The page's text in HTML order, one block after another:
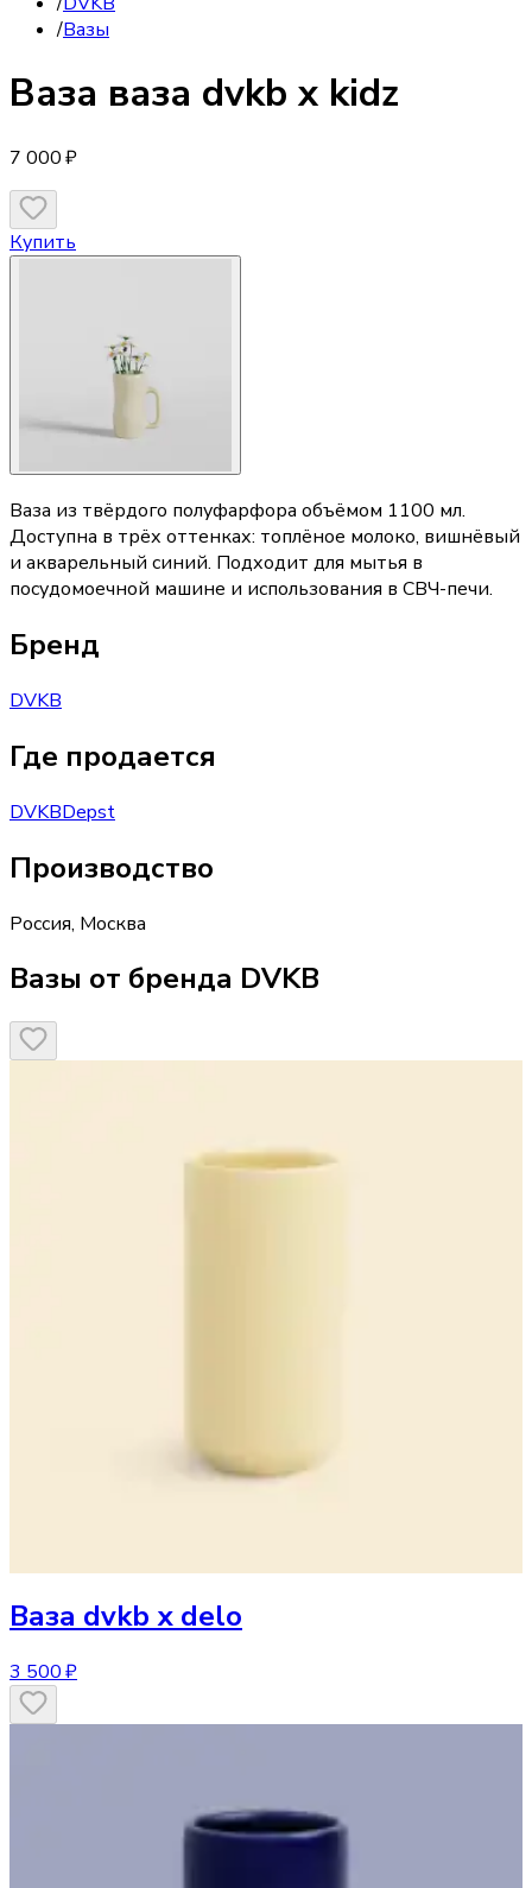
/Вазы
Ваза ваза dvkb x kidz
7 000 ₽
Купить
Ваза из твёрдого полуфарфора объёмом 1100 мл.
Доступна в трёх оттенках: топлёное молоко, вишнёвый
и акварельный синий. Подходит для мытья в
посудомоечной машине и использования в СВЧ-печи.
Бренд
DVKB
Где продается
DVKBDepst
Производство
Россия, Москва
Вазы от бренда DVKB
Ваза dvkb х delo
3 500 ₽